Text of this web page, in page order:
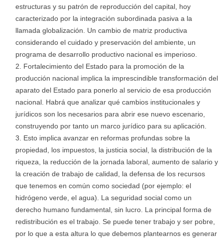
estructuras y su patrón de reproducción del capital, hoy
caracterizado por la integración subordinada pasiva a la
llamada globalización. Un cambio de matriz productiva
considerando el cuidado y preservación del ambiente, un
programa de desarrollo productivo nacional es imperioso.
Fortalecimiento del Estado para la promoción de la
producción nacional implica la imprescindible transformación del
aparato del Estado para ponerlo al servicio de esa producción
nacional. Habrá que analizar qué cambios institucionales y
jurídicos son los necesarios para abrir ese nuevo escenario,
construyendo por tanto un marco jurídico para su aplicación.
Esto implica avanzar en reformas profundas sobre la
propiedad, los impuestos, la justicia social, la distribución de la
riqueza, la reducción de la jornada laboral, aumento de salario y
la creación de trabajo de calidad, la defensa de los recursos
que tenemos en común como sociedad (por ejemplo: el
hidrógeno verde, el agua). La seguridad social como un
derecho humano fundamental, sin lucro. La principal forma de
redistribución es el trabajo. Se puede tener trabajo y ser pobre,
por lo que a esta altura lo que debemos plantearnos es generar